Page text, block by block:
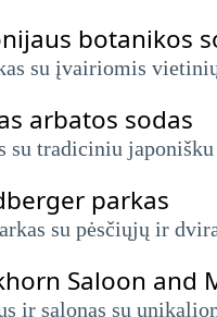
botanikos
su įvairiomis
arbatos sodas
su tradiciniu
parkas
su pėsčiųjų ir
Saloon and
ir salonas su